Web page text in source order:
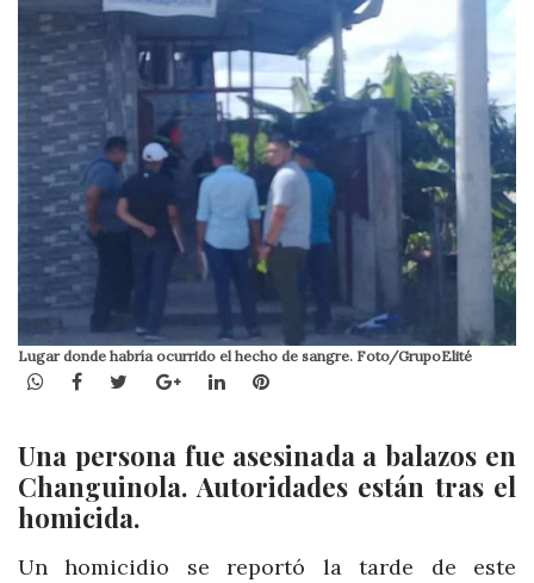
Lugar donde habría ocurrido el hecho de sangre. Foto/GrupoElité
WhatsApp
Facebook
TwitterGoogle+LinkedInPinterest
Una persona fue asesinada a balazos en
Changuinola. Autoridades están tras el
homicida.
Un homicidio se reportó la tarde de este